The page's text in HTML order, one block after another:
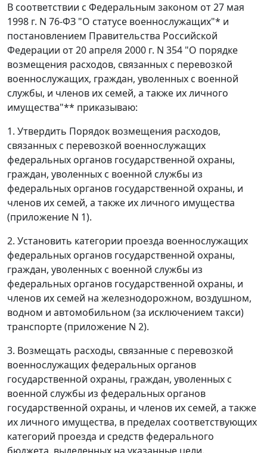
В соответствии с Федеральным законом от 27 мая
1998 г. N 76-ФЗ "О статусе военнослужащих"* и
постановлением Правительства Российской
Федерации от 20 апреля 2000 г. N 354 "О порядке
возмещения расходов, связанных с перевозкой
военнослужащих, граждан, уволенных с военной
службы, и членов их семей, а также их личного
имущества"** приказываю:
1. Утвердить Порядок возмещения расходов,
связанных с перевозкой военнослужащих
федеральных органов государственной охраны,
граждан, уволенных с военной службы из
федеральных органов государственной охраны, и
членов их семей, а также их личного имущества
(приложение N 1).
2. Установить категории проезда военнослужащих
федеральных органов государственной охраны,
граждан, уволенных с военной службы из
федеральных органов государственной охраны, и
членов их семей на железнодорожном, воздушном,
водном и автомобильном (за исключением такси)
транспорте (приложение N 2).
3. Возмещать расходы, связанные с перевозкой
военнослужащих федеральных органов
государственной охраны, граждан, уволенных с
военной службы из федеральных органов
государственной охраны, и членов их семей, а также
их личного имущества, в пределах соответствующих
категорий проезда и средств федерального